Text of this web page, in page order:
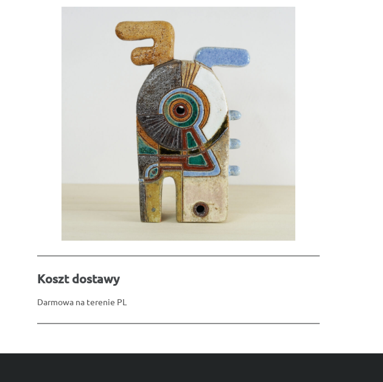
Koszt dostawy
Darmowa na terenie PL